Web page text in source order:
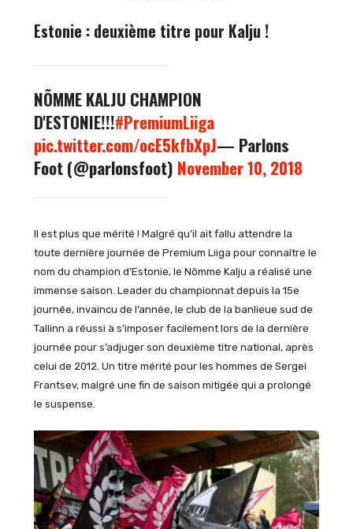
Estonie : deuxième titre pour Kalju !
NÕMME KALJU CHAMPION
D'ESTONIE!!!#PremiumLiiga
pic.twitter.com/ocE5kfbXpJ— Parlons
Foot (@parlonsfoot) November 10, 2018
Il est plus que mérité ! Malgré qu’il ait fallu attendre la
toute dernière journée de Premium Liiga pour connaître le
nom du champion d’Estonie, le Nõmme Kalju a réalisé une
immense saison. Leader du championnat depuis la 15e
journée, invaincu de l’année, le club de la banlieue sud de
Tallinn a réussi à s’imposer facilement lors de la dernière
journée pour s’adjuger son deuxième titre national, après
celui de 2012. Un titre mérité pour les hommes de Sergei
Frantsev, malgré une fin de saison mitigée qui a prolongé
le suspense.